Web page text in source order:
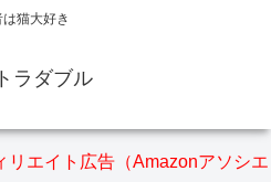
は猫大好き
ラダブル
リエイト広告（Amazonアソシエ